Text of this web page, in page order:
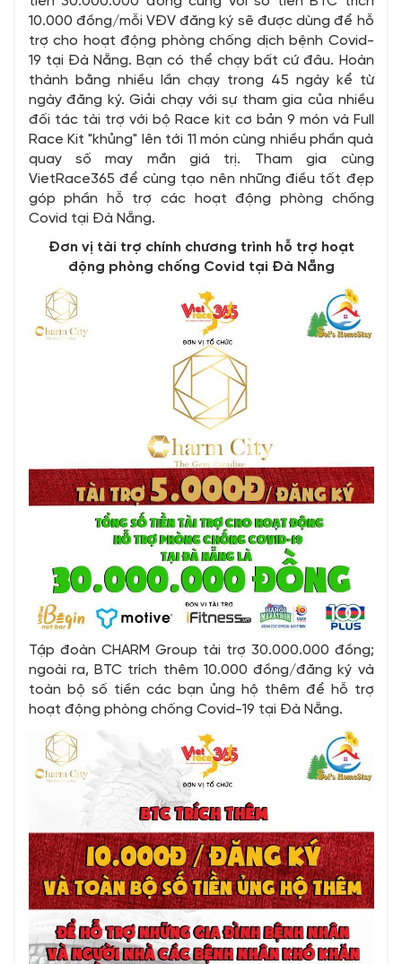
10.000 đồng/mỗi VĐV đăng ký sẽ được dùng để hỗ
trợ cho hoạt động phòng chống dịch bệnh Covid-
19 tại Đà Nẵng. Bạn có thể chạy bất cứ đâu. Hoàn
thành bằng nhiều lần chạy trong 45 ngày kể từ
ngày đăng ký. Giải chạy với sự tham gia của nhiều
đối tác tài trợ với bộ Race kit cơ bản 9 món và Full
Race Kit "khủng" lên tới 11 món cùng nhiều phần quà
quay số may mắn giá trị. Tham gia cùng
VietRace365 để cùng tạo nên những điều tốt đẹp
góp phần hỗ trợ các hoạt động phòng chống
Covid tại Đà Nẵng.
Đơn vị tài trợ chính chương trình hỗ trợ hoạt
động phòng chống Covid tại Đà Nẵng
Tập đoàn CHARM Group tài trợ 30.000.000 đồng;
ngoài ra, BTC trích thêm 10.000 đồng/đăng ký và
toàn bộ số tiền các bạn ủng hộ thêm để hỗ trợ
hoạt động phòng chống Covid-19 tại Đà Nẵng.